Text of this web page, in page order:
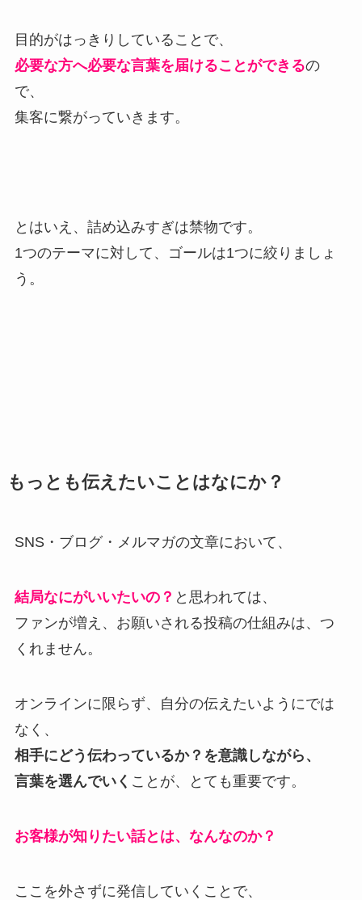
目的がはっきりしていることで、
必要な方へ必要な言葉を届けることができるの
で、
集客に繋がっていきます。
とはいえ、詰め込みすぎは禁物です。
1つのテーマに対して、ゴールは1つに絞りましょ
う。
もっとも伝えたいことはなにか？
SNS・ブログ・メルマガの文章において、
結局なにがいいたいの？ と思われては、
ファンが増え、お願いされる投稿の仕組みは、つ
くれません。
オンラインに限らず、自分の伝えたいようにでは
なく、
相手にどう伝わっているか？を意識しながら、
言葉を選んでいく ことが、とても重要です。
お客様が知りたい話とは、なんなのか？
ここを外さずに発信していくことで、